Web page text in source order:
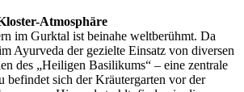
Atmosphäre
im Gurktal ist beinahe weltberühmt. Da
Ayurveda der gezielte Einsatz von diversen
des „Heiligen Basilikums“ – eine zentrale
befindet sich der Kräutergarten vor der